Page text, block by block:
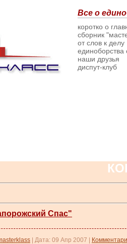
Все о
коротко о
сборник
от слов к делу
наши друзья
диспут-клуб
Спас"
Дата: 09 Апр 2007